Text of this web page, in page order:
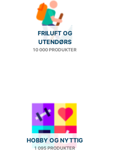
FRILUFT OG
UTENDØRS
10 000 PRODUKTER
HOBBY OG NYTTIG
1 095 PRODUKTER